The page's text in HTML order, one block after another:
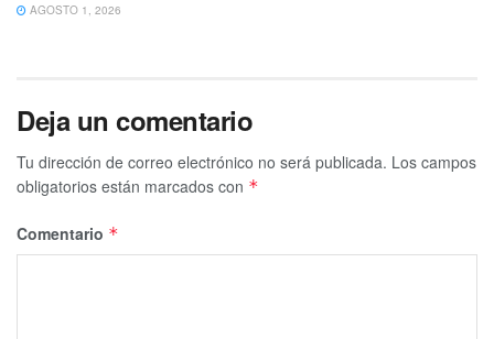
AGOSTO 1, 2026
Deja un comentario
Tu dirección de correo electrónico no será publicada. Los campos
obligatorios están marcados con *
Comentario *